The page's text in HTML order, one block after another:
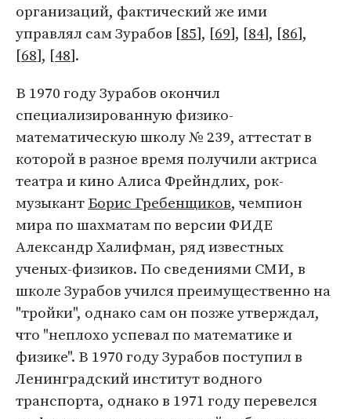
организаций, фактический же ими
управлял сам Зурабов [85], [69], [84], [86],
[68], [48].
В 1970 году Зурабов окончил
специализированную физико-
математическую школу № 239, аттестат в
которой в разное время получили актриса
театра и кино Алиса Фрейндлих, рок-
музыкантБорис Гребенщиков, чемпион
мира по шахматам по версии ФИДЕ
Александр Халифман, ряд известных
ученых-физиков. По сведениями СМИ, в
школе Зурабов учился преимущественно на
"тройки", однако сам он позже утверждал,
что "неплохо успевал по математике и
физике". В 1970 году Зурабов поступил в
Ленинградский институт водного
транспорта, однако в 1971 году перевелся